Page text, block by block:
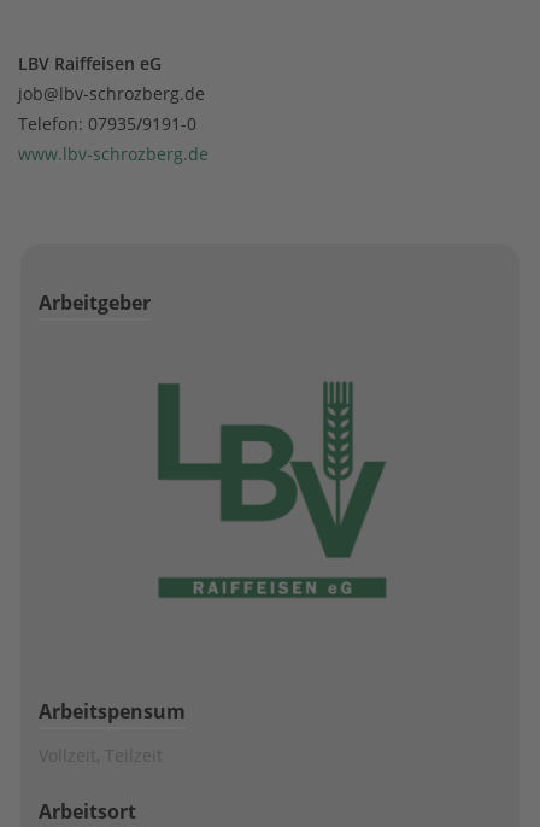
LBV Raiffeisen eG
job@lbv-schrozberg.de
Telefon: 07935/9191-0
www.lbv-schrozberg.de
Arbeitgeber
Arbeitspensum
Vollzeit, Teilzeit
Arbeitsort